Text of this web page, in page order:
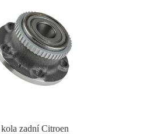
zadní Citroen